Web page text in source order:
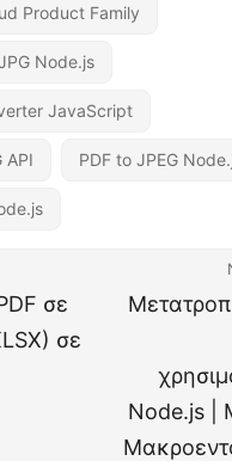
Product Family
Node.js
JavaScript
API PDF to JPEG
σε
σε
Node.js |